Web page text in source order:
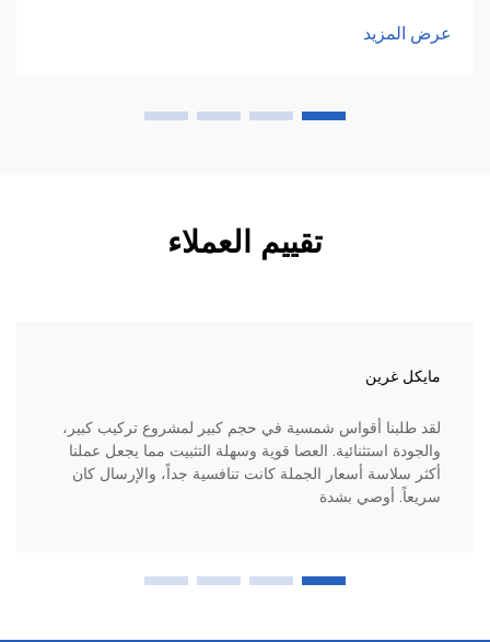
عرض المزيد
تقييم العملاء
مايكل غرين
لقد طلبنا أقواس شمسية في حجم كبير لمشروع تركيب كبير،
والجودة استثنائية. العصا قوية وسهلة التثبيت مما يجعل عملنا
أكثر سلاسة أسعار الجملة كانت تنافسية جداً، والإرسال كان
سريعاً. أوصي بشدة